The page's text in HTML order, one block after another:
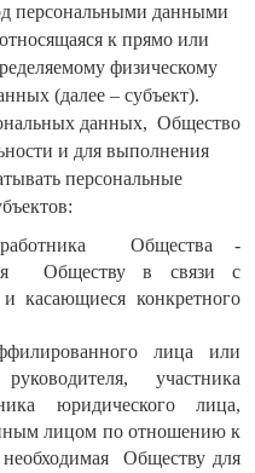
персональными данными
к прямо или
физическому
(далее – субъект).
данных, Общество
и для выполнения
персональные
работника Общества -
Обществу в связи с
касающиеся конкретного
лица или
участника
юридического лица,
лицом по отношению к
Обществу для